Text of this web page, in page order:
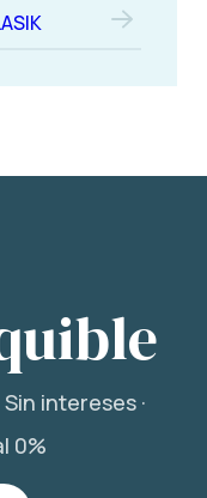
intereses ·
0%